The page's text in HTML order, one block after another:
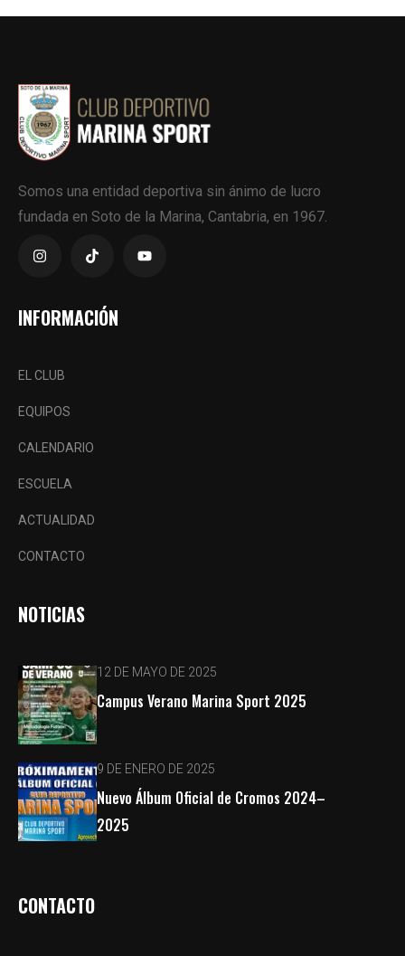
Somos una entidad deportiva sin ánimo de lucro
fundada en Soto de la Marina, Cantabria, en 1967.
INFORMACIÓN
EL CLUB
EQUIPOS
CALENDARIO
ESCUELA
ACTUALIDAD
CONTACTO
NOTICIAS
12 DE MAYO DE 2025
Campus Verano Marina Sport 2025
9 DE ENERO DE 2025
Nuevo Álbum Oficial de Cromos 2024–
2025
CONTACTO